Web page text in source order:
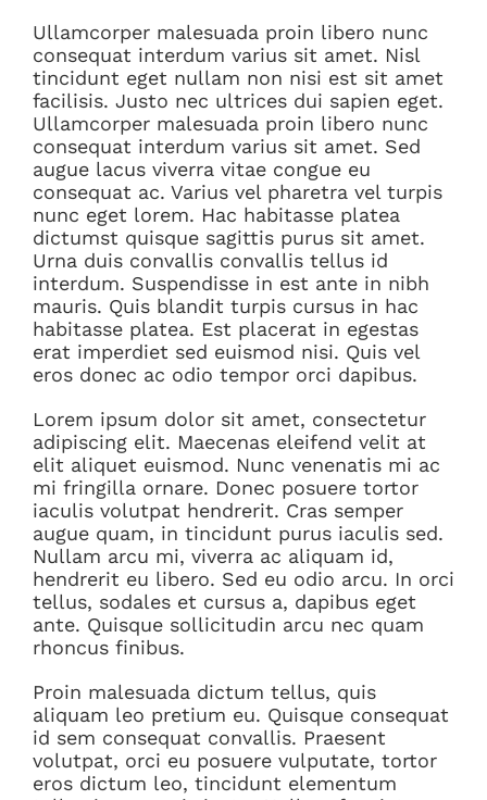
Ullamcorper malesuada proin libero nunc
consequat interdum varius sit amet. Nisl
tincidunt eget nullam non nisi est sit amet
facilisis. Justo nec ultrices dui sapien eget.
Ullamcorper malesuada proin libero nunc
consequat interdum varius sit amet. Sed
augue lacus viverra vitae congue eu
consequat ac. Varius vel pharetra vel turpis
nunc eget lorem. Hac habitasse platea
dictumst quisque sagittis purus sit amet.
Urna duis convallis convallis tellus id
interdum. Suspendisse in est ante in nibh
mauris. Quis blandit turpis cursus in hac
habitasse platea. Est placerat in egestas
erat imperdiet sed euismod nisi. Quis vel
eros donec ac odio tempor orci dapibus.
Lorem ipsum dolor sit amet, consectetur
adipiscing elit. Maecenas eleifend velit at
elit aliquet euismod. Nunc venenatis mi ac
mi fringilla ornare. Donec posuere tortor
iaculis volutpat hendrerit. Cras semper
augue quam, in tincidunt purus iaculis sed.
Nullam arcu mi, viverra ac aliquam id,
hendrerit eu libero. Sed eu odio arcu. In orci
tellus, sodales et cursus a, dapibus eget
ante. Quisque sollicitudin arcu nec quam
rhoncus finibus.
Proin malesuada dictum tellus, quis
aliquam leo pretium eu. Quisque consequat
id sem consequat convallis. Praesent
volutpat, orci eu posuere vulputate, tortor
eros dictum leo, tincidunt elementum